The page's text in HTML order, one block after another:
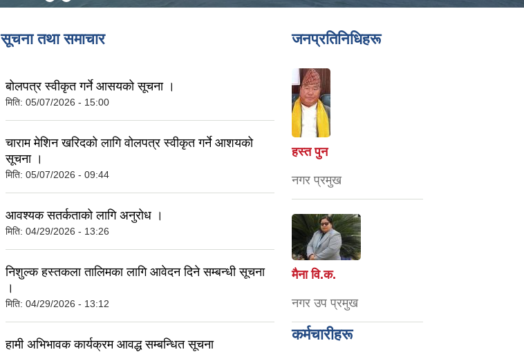
सूचना तथा समाचार
बोलपत्र स्वीकृत गर्ने आसयको सूचना ।
मिति: 05/07/2026 - 15:00
चाराम मेशिन खरिदको लागि वोलपत्र स्वीकृत गर्ने आशयको
सूचना ।
मिति: 05/07/2026 - 09:44
आवश्यक सतर्कताको लागि अनुरोध ।
मिति: 04/29/2026 - 13:26
निशुल्क हस्तकला तालिमका लागि आवेदन दिने सम्बन्धी सूचना
।
मिति: 04/29/2026 - 13:12
हामी अभिभावक कार्यक्रम आवद्ध सम्बन्धित सूचना
जनप्रतिनिधिहरू
हस्त पुन
नगर प्रमुख
मैना वि‍.क.
नगर उप प्रमुख
कर्मचारीहरू